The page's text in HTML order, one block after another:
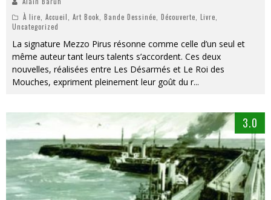
À lire Accueil Art Book Bande Dessinée Découverte Livre
Uncategorized
La signature Mezzo Pirus résonne comme celle d’un seul et
même auteur tant leurs talents s’accordent. Ces deux
nouvelles, réalisées entre Les Désarmés et Le Roi des
Mouches, expriment pleinement leur goût du r...
3.0